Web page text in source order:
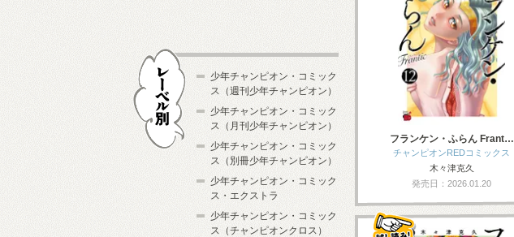
フランケン・ふらん Frant…
チャンピオンREDコミックス
木々津克久
発売日：2026.01.20
少年チャンピオン・コミック
ス（週刊少年チャンピオン）
少年チャンピオン・コミック
ス（月刊少年チャンピオン）
少年チャンピオン・コミック
ス（別冊少年チャンピオン）
少年チャンピオン・コミック
ス・エクストラ
少年チャンピオン・コミック
ス（チャンピオンクロス）